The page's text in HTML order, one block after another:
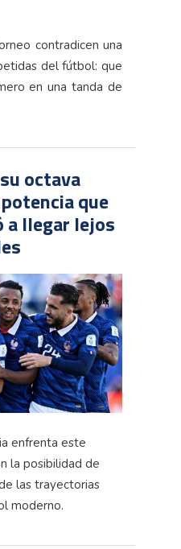
contradicen una
del fútbol: que
en una tanda de
octava
que
a llegar lejos
enfrenta este
la posibilidad de
las trayectorias
moderno.